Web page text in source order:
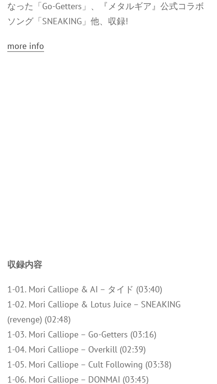
なった「Go-Getters」、『メタルギア』公式コラボ
ソング「SNEAKING」他、収録!
more info
収録内容
1-01. Mori Calliope & AI – タイド (03:40)
1-02. Mori Calliope & Lotus Juice – SNEAKING
(revenge) (02:48)
1-03. Mori Calliope – Go-Getters (03:16)
1-04. Mori Calliope – Overkill (02:39)
1-05. Mori Calliope – Cult Following (03:38)
1-06. Mori Calliope – DONMAI (03:45)